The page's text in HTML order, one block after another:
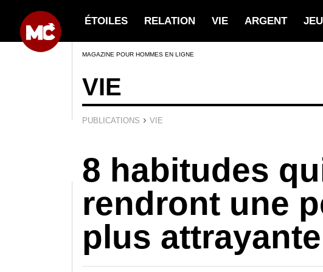
ÉTOILES RELATION VIE ARGENT
MAGAZINE POUR HOMMES EN LIGNE
VIE
PUBLICATIONS › VIE
8 habitudes
rendront une
plus attrayante